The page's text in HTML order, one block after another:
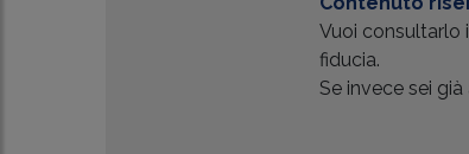
Vuoi
fiducia.
Se invece sei